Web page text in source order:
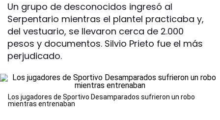
Un grupo de desconocidos ingresó al
Serpentario mientras el plantel practicaba y,
del vestuario, se llevaron cerca de 2.000
pesos y documentos. Silvio Prieto fue el más
perjudicado.
Los jugadores de Sportivo Desamparados sufrieron un robo
mientras entrenaban